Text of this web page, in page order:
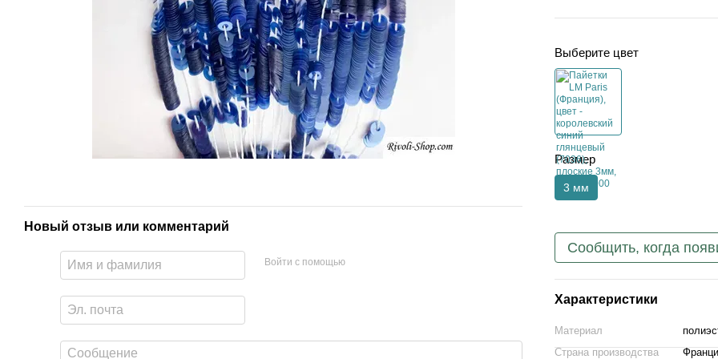
Новый отзыв или комментарий
Войти с помощью
Выберите цвет
Размер
3 мм
Сообщить, когда
Характеристики
Материал
Страна производства